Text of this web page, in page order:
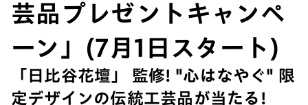
芸品プレゼントキャンペ
ーン」(7月1日スタート)
「日比谷花壇」 監修! "心はなやぐ" 限
定デザインの伝統工芸品が当たる!